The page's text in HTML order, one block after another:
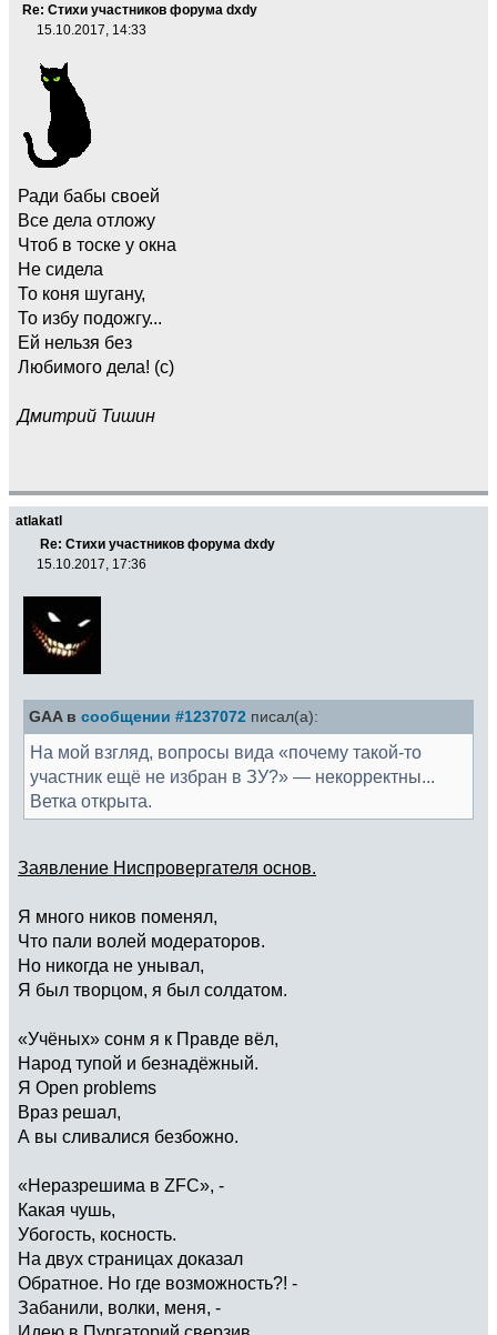
Re: Стихи участников форума dxdy
15.10.2017, 14:33
Ради бабы своей
Все дела отложу
Чтоб в тоске у окна
Не сидела
То коня шугану,
То избу подожгу...
Ей нельзя без
Любимого дела! (c)
Дмитрий Тишин
atlakatl
Re: Стихи участников форума dxdy
15.10.2017, 17:36
GAA в сообщении #1237072 писал(а):
На мой взгляд, вопросы вида «почему такой-то
участник ещё не избран в ЗУ?» — некорректны...
Ветка открыта.
Заявление Ниспровергателя основ.
Я много ников поменял,
Что пали волей модераторов.
Но никогда не унывал,
Я был творцом, я был солдатом.
«Учёных» сонм я к Правде вёл,
Народ тупой и безнадёжный.
Я Open problems
Враз решал,
А вы сливалися безбожно.
«Неразрешима в ZFC», -
Какая чушь,
Убогость, косность.
На двух страницах доказал
Обратное. Но где возможность?! -
Забанили, волки, меня, -